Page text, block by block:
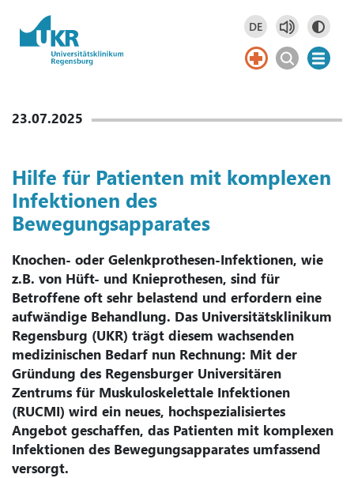
Springe zum Hauptinhalt DE
Deutsch
DE
23.07.2025
Hilfe für Patienten mit komplexen
Infektionen des
Bewegungsapparates
Knochen- oder Gelenkprothesen-Infektionen, wie
z.B. von Hüft- und Knieprothesen, sind für
Betroffene oft sehr belastend und erfordern eine
aufwändige Behandlung. Das Universitätsklinikum
Regensburg (UKR) trägt diesem wachsenden
medizinischen Bedarf nun Rechnung: Mit der
Gründung des Regensburger Universitären
Zentrums für Muskuloskelettale Infektionen
(RUCMI) wird ein neues, hochspezialisiertes
Angebot geschaffen, das Patienten mit komplexen
Infektionen des Bewegungsapparates umfassend
versorgt.